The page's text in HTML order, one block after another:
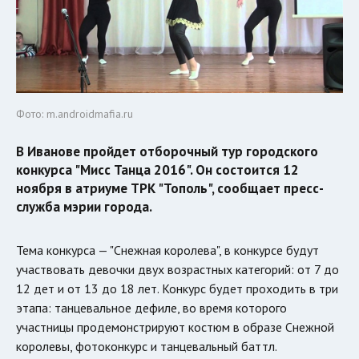
Фото: m.androidmafia.ru
В Иванове пройдет отборочный тур городского
конкурса "Мисс Танца 2016". Он состоится 12
ноября в атриуме ТРК "Тополь", сообщает пресс-
служба мэрии города.
Тема конкурса — "Снежная королева", в конкурсе будут
участвовать девочки двух возрастных категорий: от 7 до
12 дет и от 13 до 18 лет. Конкурс будет проходить в три
этапа: танцевальное дефиле, во время которого
участницы продемонстрируют костюм в образе Снежной
королевы, фотоконкурс и танцевальный баттл.